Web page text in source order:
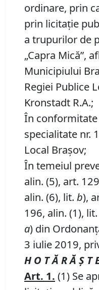
ordinare, prin
prin licitaţie
a trupurilor de
„Capra Mică”,
Municipiului
Regiei Publice
Kronstadt R.A.;
În conformitate
specialitate nr.
Local Brașov;
În temeiul
alin. (5), art.
alin. (6), lit. b),
196, alin. (1), lit.
a) din
3 iulie 2019,
H O T Ă R Ă Ş T
Art. 1. (1) Se